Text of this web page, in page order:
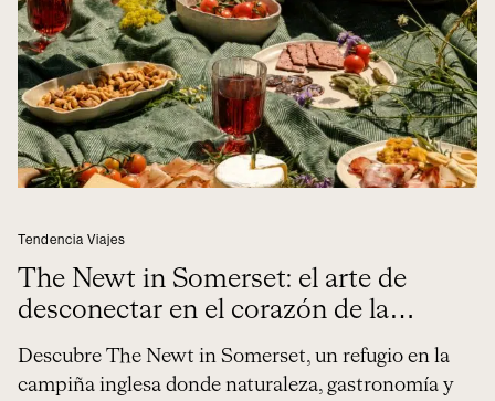
Tendencia Viajes
The Newt in Somerset: el arte de
desconectar en el corazón de la
campiña inglesa
Descubre The Newt in Somerset, un refugio en la
campiña inglesa donde naturaleza, gastronomía y